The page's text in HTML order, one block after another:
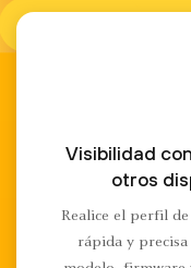
Visibilidad
otros
Realice el perfil
rápida y